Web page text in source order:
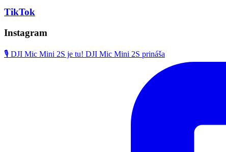
TikTok
Instagram
🎙️ DJI Mic Mini 2S je tu! DJI Mic Mini 2S prináša